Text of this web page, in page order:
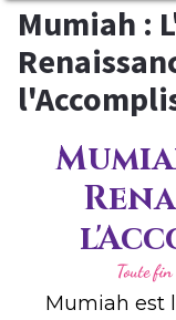
Mumiah :
Toute fin
Mumiah est